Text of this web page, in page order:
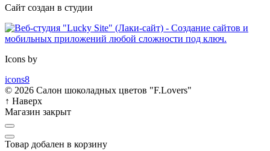
Сайт создан в студии
Icons by
icons8
© 2026 Салон шоколадных цветов "F.Lovers"
↑ Наверх
Магазин закрыт
Товар добален в корзину